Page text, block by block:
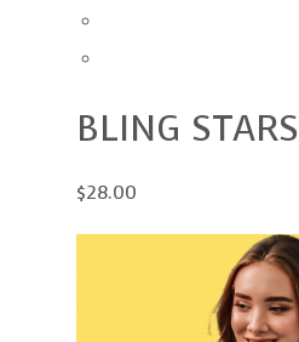
BLING STARS
$28.00